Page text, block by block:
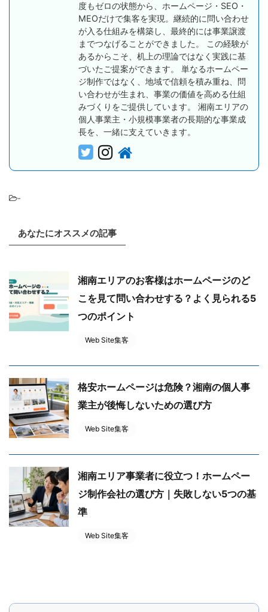
度もゼロの状態から、ホームページ・SEO・
MEOだけで集客を実現。継続的に問い合わせ
が入る仕組みを構築し、最終的には事業譲渡
までつなげることができました。 この経験が
あるからこそ、机上の理論ではなく実践に基
づいたご提案ができます。 単なるホームペー
ジ制作ではなく、地域で信頼を積み重ね、問
い合わせが生まれ、事業の価値を高める仕組
みづくりをご提供しています。 湘南エリアの
個人事業主・小規模事業者の長期的な事業成
長を、一緒に支えていきます。
-
あなたにオススメの記事
湘南エリアのお客様はホームページのど
こを見て問い合わせする？よく見られる5
つのポイント
Web Site集客
格安ホームページは危険？湘南の個人事
業主が後悔しないための選び方
Web Site集客
湘南エリア事業者に役立つ！ホームペー
ジ制作会社の選び方｜失敗しない5つの基
準
Web Site集客